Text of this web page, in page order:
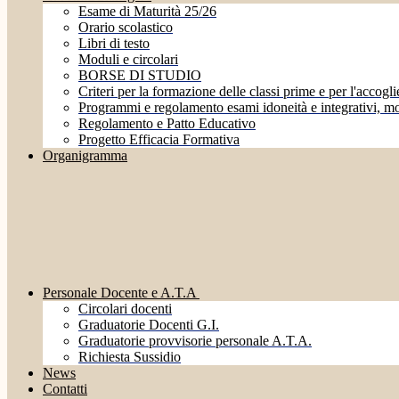
Esame di Maturità 25/26
Orario scolastico
Libri di testo
Moduli e circolari
BORSE DI STUDIO
Criteri per la formazione delle classi prime e per
Programmi e regolamento esami idoneità e integrativi,
Regolamento e Patto Educativo
Progetto Efficacia Formativa
Organigramma
Personale Docente e A.T.A
Circolari docenti
Graduatorie Docenti G.I.
Graduatorie provvisorie personale A.T.A.
Richiesta Sussidio
News
Contatti